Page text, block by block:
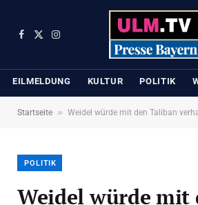
Facebook
X
Instagram
EILMELDUNG KULTUR POLITIK
Startseite » Weidel würde mit den Taliban
POLITIK
Weidel würde mit